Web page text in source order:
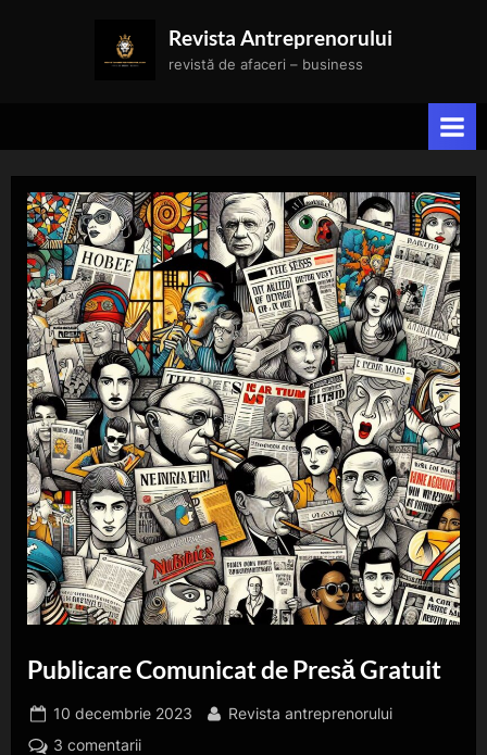
Revista Antreprenorului
revistă de afaceri – business
Publicare Comunicat de Presă Gratuit
Posted
on
10 decembrie 2023 By
Revista antreprenorului
3 comentariila